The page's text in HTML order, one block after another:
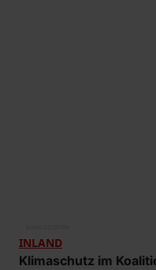
INLAND
Klimaschutz im